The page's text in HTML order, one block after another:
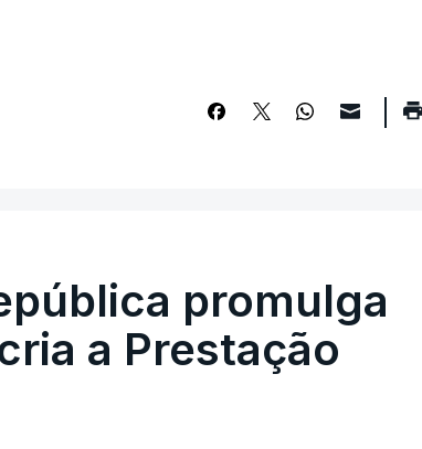
promulga
a Prestação